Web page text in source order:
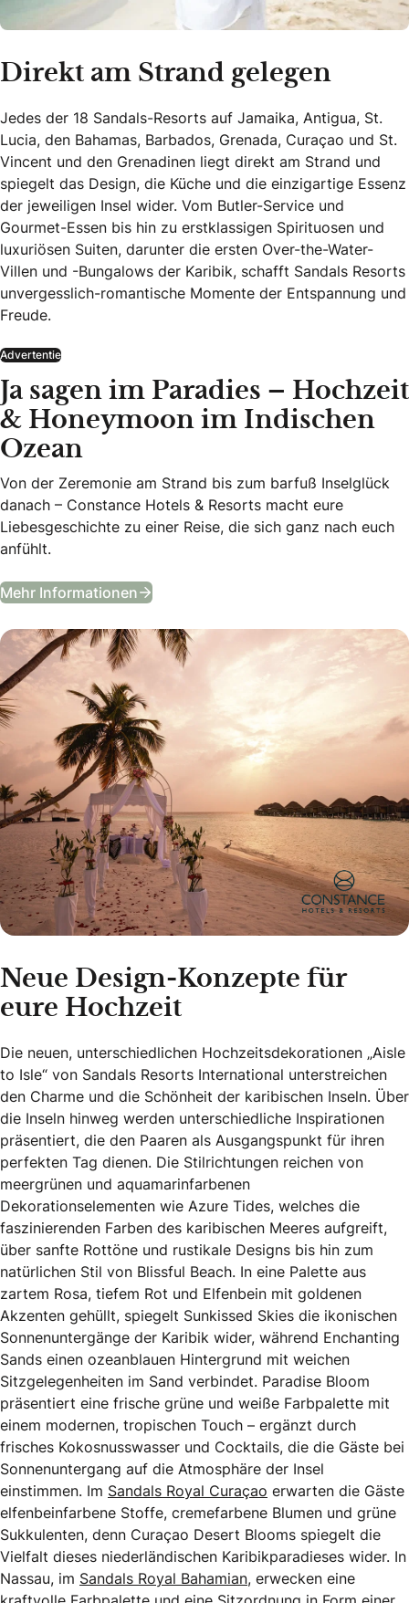
Direkt am Strand gelegen
Jedes der 18 Sandals-Resorts auf Jamaika, Antigua, St.
Lucia, den Bahamas, Barbados, Grenada, Curaçao und St.
Vincent und den Grenadinen liegt direkt am Strand und
spiegelt das Design, die Küche und die einzigartige Essenz
der jeweiligen Insel wider. Vom Butler-Service und
Gourmet-Essen bis hin zu erstklassigen Spirituosen und
luxuriösen Suiten, darunter die ersten Over-the-Water-
Villen und -Bungalows der Karibik, schafft Sandals Resorts
unvergesslich-romantische Momente der Entspannung und
Freude.
Advertentie
Ja sagen im Paradies – Hochzeit
& Honeymoon im Indischen
Ozean
Von der Zeremonie am Strand bis zum barfuß Inselglück
danach – Constance Hotels & Resorts macht eure
Liebesgeschichte zu einer Reise, die sich ganz nach euch
anfühlt.
Mehr Informationen Ja sagen im Paradies – Hochzeit &
Neue Design-Konzepte für
eure Hochzeit
Die neuen, unterschiedlichen Hochzeitsdekorationen „Aisle
to Isle“ von Sandals Resorts International unterstreichen
den Charme und die Schönheit der karibischen Inseln. Über
die Inseln hinweg werden unterschiedliche Inspirationen
präsentiert, die den Paaren als Ausgangspunkt für ihren
perfekten Tag dienen. Die Stilrichtungen reichen von
meergrünen und aquamarinfarbenen
Dekorationselementen wie Azure Tides, welches die
faszinierenden Farben des karibischen Meeres aufgreift,
über sanfte Rottöne und rustikale Designs bis hin zum
natürlichen Stil von Blissful Beach. In eine Palette aus
zartem Rosa, tiefem Rot und Elfenbein mit goldenen
Akzenten gehüllt, spiegelt Sunkissed Skies die ikonischen
Sonnenuntergänge der Karibik wider, während Enchanting
Sands einen ozeanblauen Hintergrund mit weichen
Sitzgelegenheiten im Sand verbindet. Paradise Bloom
präsentiert eine frische grüne und weiße Farbpalette mit
einem modernen, tropischen Touch – ergänzt durch
frisches Kokosnusswasser und Cocktails, die die Gäste bei
Sonnenuntergang auf die Atmosphäre der Insel
einstimmen. Im Sandals Royal Curaçao erwarten die Gäste
elfenbeinfarbene Stoffe, cremefarbene Blumen und grüne
Sukkulenten, denn Curaçao Desert Blooms spiegelt die
Vielfalt dieses niederländischen Karibikparadieses wider. In
Nassau, im Sandals Royal Bahamian, erwecken eine